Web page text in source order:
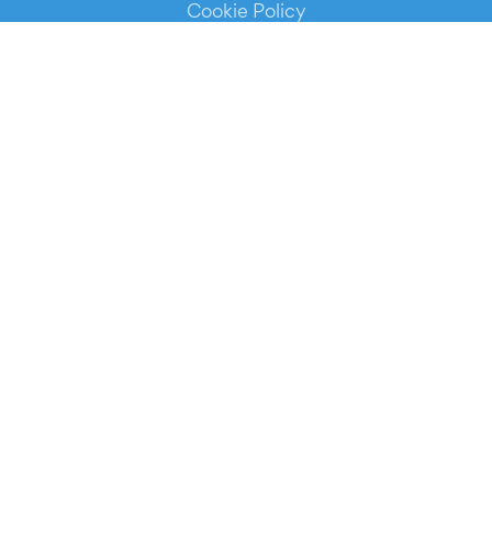
Cookie Policy